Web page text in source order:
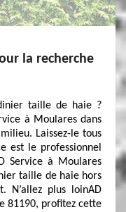
la recherche
taille de haie ?
à Moulares dans
Laissez-le tous
est le professionnel
Service à Moulares
taille de haie hors
N’allez plus loinAD
81190, profitez cette